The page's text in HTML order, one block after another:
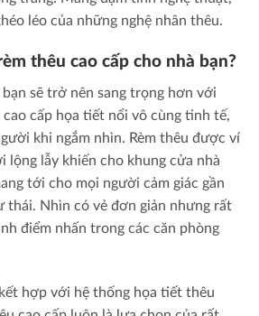
léo của những nghệ nhân thêu.
thêu cao cấp cho nhà bạn?
bạn sẽ trở nên sang trọng hơn với
cấp họa tiết nổi vô cùng tinh tế,
khi ngắm nhìn. Rèm thêu được ví
lộng lẫy khiến cho khung cửa nhà
tới cho mọi người cảm giác gần
thái. Nhìn có vẻ đơn giản nhưng rất
điểm nhấn trong các căn phòng
hợp với hệ thống họa tiết thêu